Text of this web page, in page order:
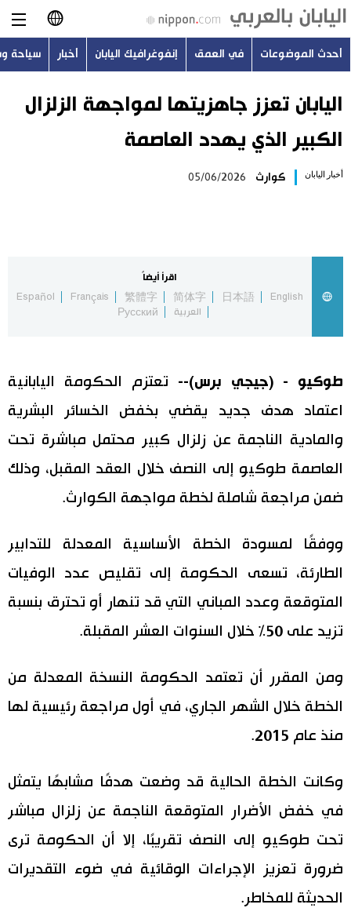
日本語
English
Русский
أحدث الموضوعات
اليابان في فيديو
مانغا وأنيمي
علوم وتكنولوجيا
صور
أشخاص
سياسة
اقتصاد
مجتمع
لايف ستايل
الأكثر تفاعلا
اللغة اليابانية
المطبخ الياباني
تواصل معنا
أحدث الموضوعات في العمق إنفوغرافيك اليابان أخبار سياحة
اليابان تعزز جاهزيتها لمواجهة الزلزال
الكبير الذي يهدد العاصمة
أخبار اليابان كوارث 05/06/2026
اقرأ أيضاً
English
日本語
简体字
繁體字
Français
Español
العربية
Русский
طوكيو - (جيجي برس)-- تعتزم الحكومة اليابانية
اعتماد هدف جديد يقضي بخفض الخسائر البشرية
والمادية الناجمة عن زلزال كبير محتمل مباشرة تحت
العاصمة طوكيو إلى النصف خلال العقد المقبل، وذلك
ضمن مراجعة شاملة لخطة مواجهة الكوارث.
ووفقًا لمسودة الخطة الأساسية المعدلة للتدابير
الطارئة، تسعى الحكومة إلى تقليص عدد الوفيات
المتوقعة وعدد المباني التي قد تنهار أو تحترق بنسبة
تزيد على 50% خلال السنوات العشر المقبلة.
ومن المقرر أن تعتمد الحكومة النسخة المعدلة من
الخطة خلال الشهر الجاري، في أول مراجعة رئيسية لها
منذ عام 2015.
وكانت الخطة الحالية قد وضعت هدفًا مشابهًا يتمثل
في خفض الأضرار المتوقعة الناجمة عن زلزال مباشر
تحت طوكيو إلى النصف تقريبًا، إلا أن الحكومة ترى
ضرورة تعزيز الإجراءات الوقائية في ضوء التقديرات
الحديثة للمخاطر.